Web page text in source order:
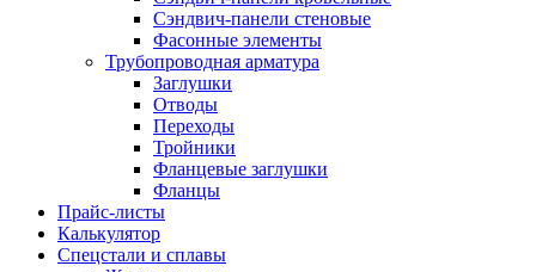
Сэндвич-панели стеновые
Фасонные элементы
Трубопроводная арматура
Заглушки
Отводы
Переходы
Тройники
Фланцевые заглушки
Фланцы
Прайс-листы
Калькулятор
Спецстали и сплавы